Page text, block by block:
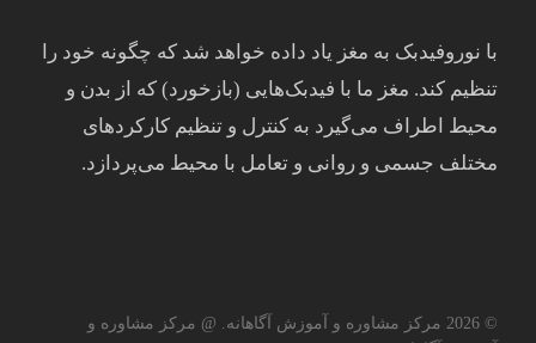
با نوروفیدبک به مغز ياد داده خواهد شد كه چگونه خود را
تنظيم كند. مغز ما با فيدبک‌هايی (بازخورد) که از بدن و
محيط اطراف می‌گيرد به کنترل و تنظيم کارکردهای
مختلف جسمی و روانی و تعامل با محيط می‌پردازد.
© 2026 مرکز مشاوره و آموزش آگاهانه. @ مرکز مشاوره و